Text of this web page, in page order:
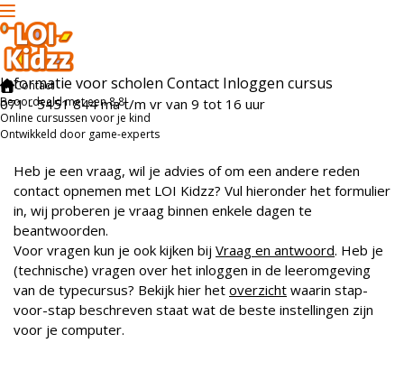
Informatie voor scholen Contact Inloggen cursus
071 - 5451 844 ma t/m vr van 9 tot 16 uur
Contact
Beoordeeld met een 8,8!
Online cursussen voor je kind
Ontwikkeld door game-experts
Heb je een vraag, wil je advies of om een andere reden
contact opnemen met LOI Kidzz? Vul hieronder het formulier
in, wij proberen je vraag binnen enkele dagen te
beantwoorden.
Voor vragen kun je ook kijken bij Vraag en antwoord. Heb je
(technische) vragen over het inloggen in de leeromgeving
van de typecursus? Bekijk hier het overzicht waarin stap-
voor-stap beschreven staat wat de beste instellingen zijn
voor je computer.